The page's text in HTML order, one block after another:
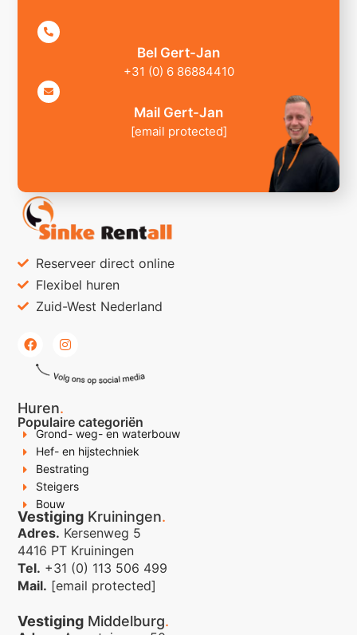
Reserveer direct online
Flexibel huren
Zuid-West Nederland
Huren.
Populaire categoriën
Grond- weg- en waterbouw
Hef- en hijstechniek
Bestrating
Steigers
Bouw
Vestiging Kruiningen.
Adres. Kersenweg 5
4416 PT Kruiningen
Tel. +31 (0) 113 506 499
Mail. [email protected]
Vestiging Middelburg.
Bel Gert-Jan
+31 (0) 6 86884410
Mail Gert-Jan
[email protected]